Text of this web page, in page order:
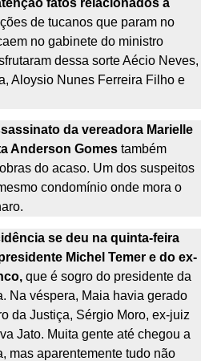
de tucanos que param no
no gabinete do ministro
dessa sorte Aécio Neves,
Aloysio Nunes Ferreira Filho e
da vereadora Marielle
Anderson Gomes também
do acaso. Um dos suspeitos
condomínio onde mora o
se deu na quinta-feira
Michel Temer e do ex-
que é sogro do presidente da
Na véspera, Maia havia gerado
da Justiça, Sérgio Moro, ex-juiz
Jato. Muita gente até chegou a
mas aparentemente tudo não